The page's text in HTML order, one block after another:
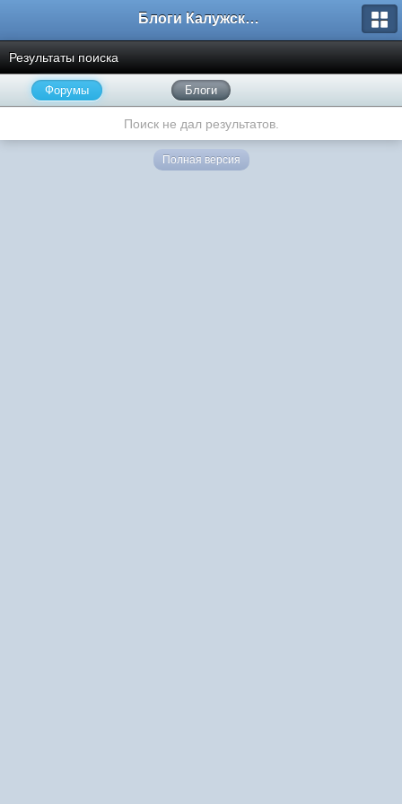
Блоги Калужского перекрестка
Результаты поиска
Форумы Блоги
Поиск не дал результатов.
Полная версия